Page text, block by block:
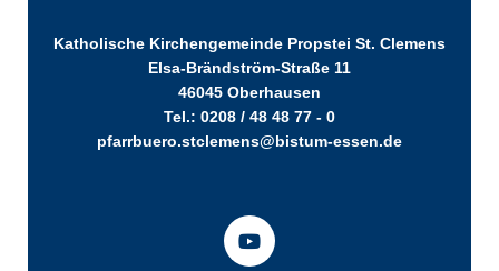
Katholische Kirchengemeinde Propstei St. Clemens
Elsa-Brändström-Straße 11
46045 Oberhausen
Tel.: 0208 / 48 48 77 - 0
pfarrbuero.stclemens@bistum-essen.de